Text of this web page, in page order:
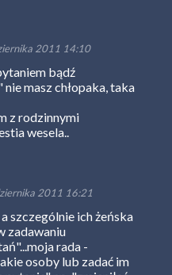
2011 14:10
bądź
masz chłopaka, taka
z rodzinnymi
wesela..
2011 16:21
szczególnie ich żeńska
zadawaniu
rada -
osoby lub zadać im